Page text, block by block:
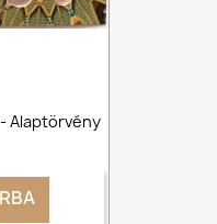
- Alaptörvény